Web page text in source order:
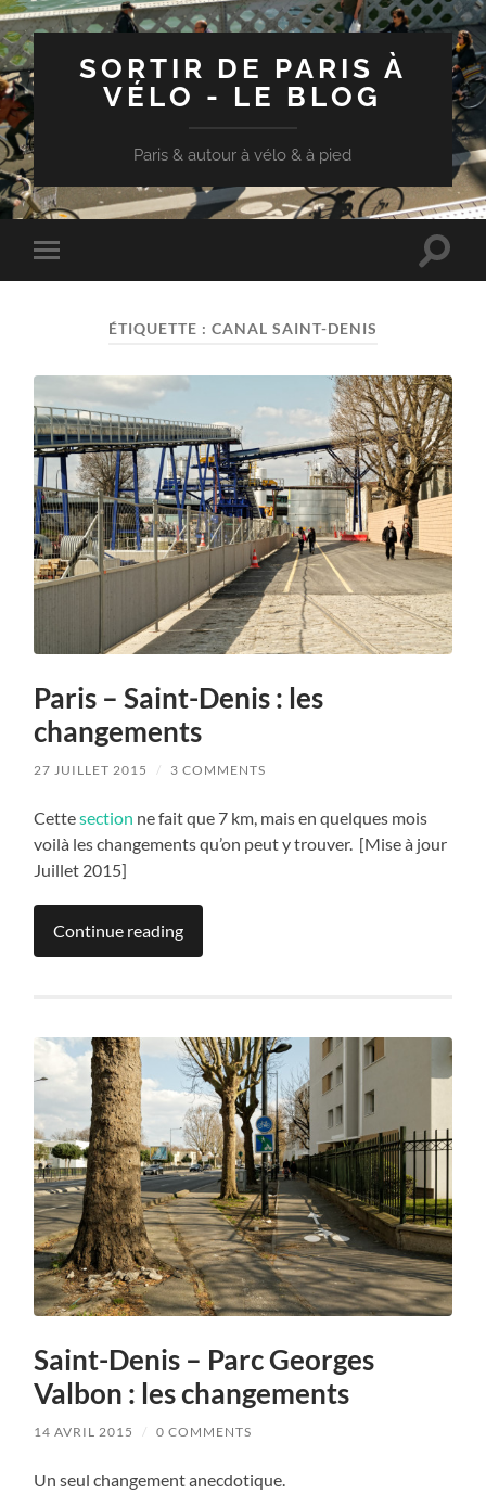
SORTIR DE PARIS À
VÉLO - LE BLOG
Paris & autour à vélo & à pied
Toggle
mobile
Toggle
ÉTIQUETTE : CANAL SAINT-DENIS
Paris – Saint-Denis : les
changements
27 JUILLET 2015 / 3 COMMENTS
Cettesection ne fait que 7 km, mais en quelques mois
voilà les changements qu’on peut y trouver. [Mise à jour
Juillet 2015]
Continue reading
Saint-Denis – Parc Georges
Valbon : les changements
14 AVRIL 2015 / 0 COMMENTS
Un seul changement anecdotique.